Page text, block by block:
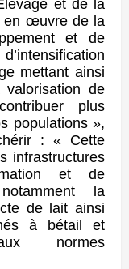
et de la
en œuvre de la
et de
mettant ainsi
valorisation de
plus
populations »,
: « Cette
infrastructures
et de
la
de lait ainsi
à bétail et
normes